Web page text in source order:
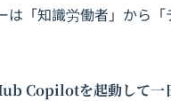
「知識労働者」から
Copilotを起動して一